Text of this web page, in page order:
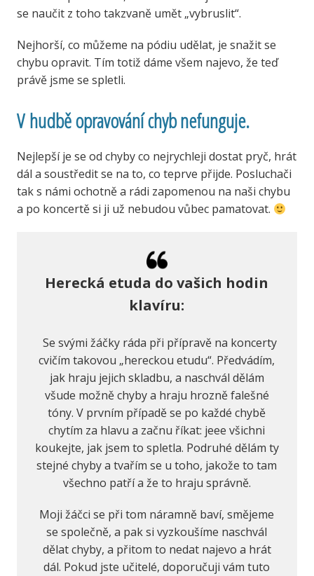
se naučit z toho takzvaně umět „vybruslit“.
Nejhorší, co můžeme na pódiu udělat, je snažit se
chybu opravit. Tím totiž dáme všem najevo, že teď
právě jsme se spletli.
V hudbě opravování chyb nefunguje.
Nejlepší je se od chyby co nejrychleji dostat pryč, hrát
dál a soustředit se na to, co teprve přijde. Posluchači
tak s námi ochotně a rádi zapomenou na naši chybu
a po koncertě si ji už nebudou vůbec pamatovat.
Herecká etuda do vašich hodin
klavíru:
Se svými žáčky ráda při přípravě na koncerty
cvičím takovou „hereckou etudu“. Předvádím,
jak hraju jejich skladbu, a naschvál dělám
všude možně chyby a hraju hrozně falešné
tóny. V prvním případě se po každé chybě
chytím za hlavu a začnu říkat: jeee všichni
koukejte, jak jsem to spletla. Podruhé dělám ty
stejné chyby a tvařím se u toho, jakože to tam
všechno patří a že to hraju správně.
Moji žáčci se při tom náramně baví, smějeme
se společně, a pak si vyzkoušíme naschvál
dělat chyby, a přitom to nedat najevo a hrát
dál. Pokud jste učitelé, doporučuji vám tuto